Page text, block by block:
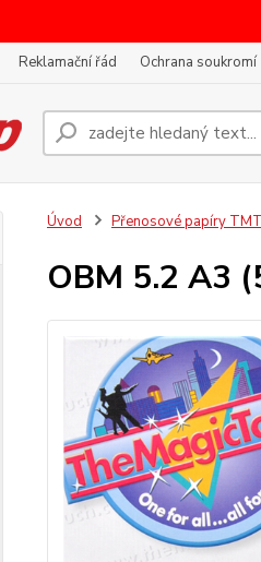
Reklamační řád Ochrana soukromí
Úvod Přenosové papíry TMT
OBM 5.2 A3